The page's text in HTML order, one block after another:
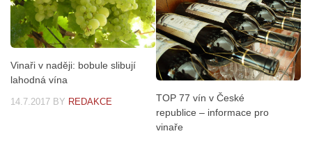
Vinaři v naději: bobule slibují
lahodná vína
14.7.2017 BY REDAKCE
TOP 77 vín v České
republice – informace pro
vinaře